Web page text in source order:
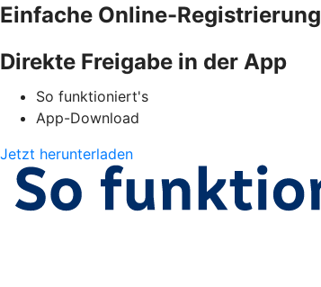
Einfache Online-Registrierung
Direkte Freigabe in der App
So funktioniert's
App-Download
Jetzt herunterladen